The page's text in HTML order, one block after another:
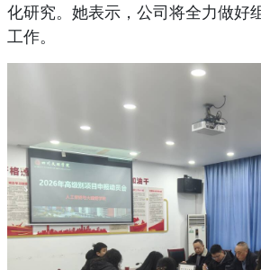
化研究。她表示，公司将全力做好
工作。